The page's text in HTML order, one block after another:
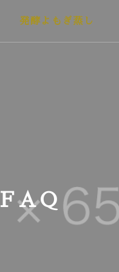
発酵よもぎ蒸し
FAQ